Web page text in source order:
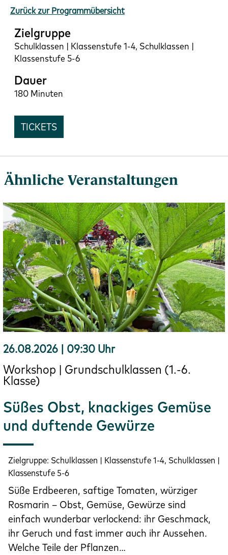
Zurück zur Programmübersicht
Zielgruppe
Schulklassen | Klassenstufe 1-4, Schulklassen |
Klassenstufe 5-6
Dauer
180 Minuten
TICKETS
Ähnliche Veranstaltungen
26.08.2026 | 09:30 Uhr
Workshop | Grundschulklassen (1.-6.
Klasse)
Süßes Obst, knackiges Gemüse
und duftende Gewürze
Zielgruppe: Schulklassen | Klassenstufe 1-4, Schulklassen |
Klassenstufe 5-6
Süße Erdbeeren, saftige Tomaten, würziger
Rosmarin – Obst, Gemüse, Gewürze sind
einfach wunderbar verlockend: ihr Geschmack,
ihr Geruch und fast immer auch ihr Aussehen.
Welche Teile der Pflanzen…